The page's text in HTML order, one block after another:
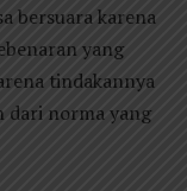
bersuara karena
yang
tindakannya
dari norma yang